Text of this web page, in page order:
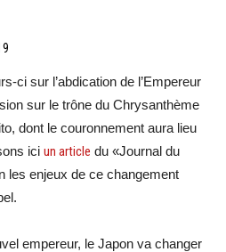
ci sur l’abdication de l’Empereur
sur le trône du Chrysanthème
dont le couronnement aura lieu
ici un article du «Journal du
les enjeux de ce changement
empereur, le Japon va changer